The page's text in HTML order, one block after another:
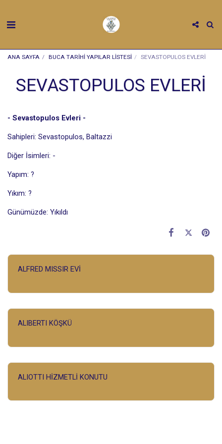
ANA SAYFA BUCA TARİHİ YAPILAR LİSTESİ SEVASTOPULOS EVLERİ
SEVASTOPULOS EVLERİ
- Sevastopulos Evleri -
Sahipleri: Sevastopulos, Baltazzi
Diğer İsimleri: -
Yapım: ?
Yıkım: ?
Günümüzde: Yıkıldı
ALFRED MISSIR EVİ
ALIBERTI KÖŞKÜ
ALIOTTI HİZMETLİ KONUTU